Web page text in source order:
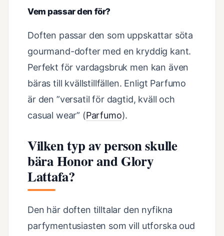
Vem passar den för?
Doften passar den som uppskattar söta
gourmand-dofter med en kryddig kant.
Perfekt för vardagsbruk men kan även
bäras till kvällstillfällen. Enligt Parfumo
är den ”versatil för dagtid, kväll och
casual wear” (Parfumo).
Vilken typ av person skulle
bära Honor and Glory
Lattafa?
Den här doften tilltalar den nyfikna
parfymentusiasten som vill utforska oud